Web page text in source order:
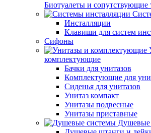
Биотуалеты и сопутствующие
Инсталляции
Клавиши для систем
Сифоны
комплектующие
Бачки для унитазов
Комплектующие для
Сиденья для унитазов
Унитаз компакт
Унитазы подвесные
Унитазы приставные
Душевые